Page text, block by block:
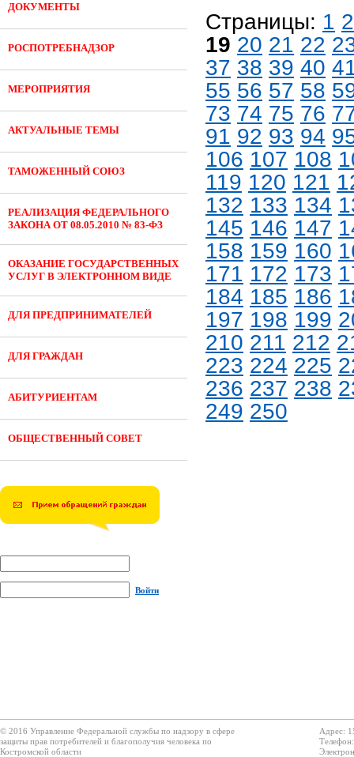
ДОКУМЕНТЫ
РОСПОТРЕБНАДЗОР
МЕРОПРИЯТИЯ
АКТУАЛЬНЫЕ ТЕМЫ
ТАМОЖЕННЫЙ СОЮЗ
РЕАЛИЗАЦИЯ ФЕДЕРАЛЬНОГО
ЗАКОНА ОТ 08.05.2010 № 83-ФЗ
ОКАЗАНИЕ ГОСУДАРСТВЕННЫХ
УСЛУГ В ЭЛЕКТРОННОМ ВИДЕ
ДЛЯ ПРЕДПРИНИМАТЕЛЕЙ
ДЛЯ ГРАЖДАН
АБИТУРИЕНТАМ
ОБЩЕСТВЕННЫЙ СОВЕТ
Страницы: 1 2
19 20 21 22
37 38 39 40
55 56 57 58
73 74 75 76
91 92 93 94
106 107 108
119 120 121
132 133 134
145 146 147
158 159 160
171 172 173
184 185 186
197 198 199
210 211 212
223 224 225
236 237 238
249 250
Войти
© 2016 Управление Федеральной службы по надзору в сфере
защиты прав потребителей и благополучия человека по
Костромской области
Адрес: